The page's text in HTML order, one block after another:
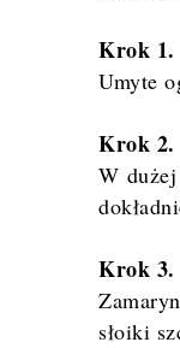
Krok 1.
Umyte
Krok 2.
W
Krok 3.
słoiki